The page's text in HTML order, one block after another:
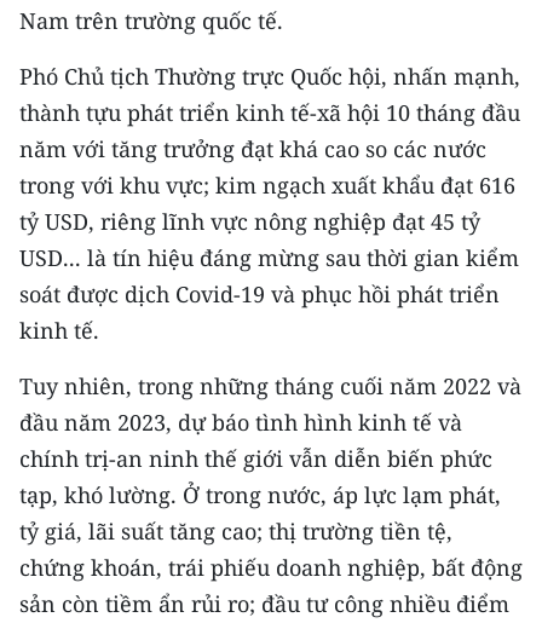
Media Pháp luật
Media Du lịch
Media Thế giới
Media Thể thao
Media Giáo dục
Media Y tế
Media Môi trường
Ảnh
Infographic
TIN MỚI
Nam trên trường quốc tế.
Phó Chủ tịch Thường trực Quốc hội, nhấn mạnh,
thành tựu phát triển kinh tế-xã hội 10 tháng đầu
năm với tăng trưởng đạt khá cao so các nước
trong với khu vực; kim ngạch xuất khẩu đạt 616
tỷ USD, riêng lĩnh vực nông nghiệp đạt 45 tỷ
USD... là tín hiệu đáng mừng sau thời gian kiểm
soát được dịch Covid-19 và phục hồi phát triển
kinh tế.
Tuy nhiên, trong những tháng cuối năm 2022 và
đầu năm 2023, dự báo tình hình kinh tế và
chính trị-an ninh thế giới vẫn diễn biến phức
tạp, khó lường. Ở trong nước, áp lực lạm phát,
tỷ giá, lãi suất tăng cao; thị trường tiền tệ,
chứng khoán, trái phiếu doanh nghiệp, bất động
sản còn tiềm ẩn rủi ro; đầu tư công nhiều điểm